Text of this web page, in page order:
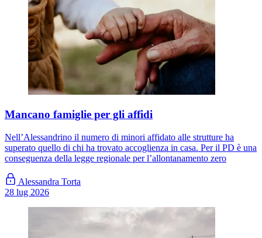
Mancano famiglie per gli affidi
Nell’Alessandrino il numero di minori affidato alle strutture ha
superato quello di chi ha trovato accoglienza in casa. Per il PD è una
conseguenza della legge regionale per l’allontanamento zero
Alessandra Torta
28 lug 2026